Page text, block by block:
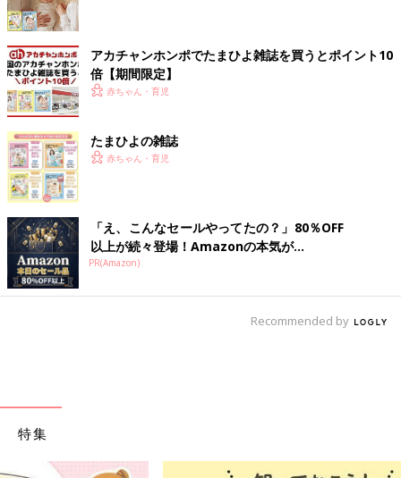
アカチャンホンポでたまひよ雑誌を買うとポイント10
倍【期間限定】
赤ちゃん・育児
たまひよの雑誌
赤ちゃん・育児
「え、こんなセールやってたの？」80％OFF
以上が続々登場！Amazonの本気が...
PR(Amazon)
Recommended by
特集